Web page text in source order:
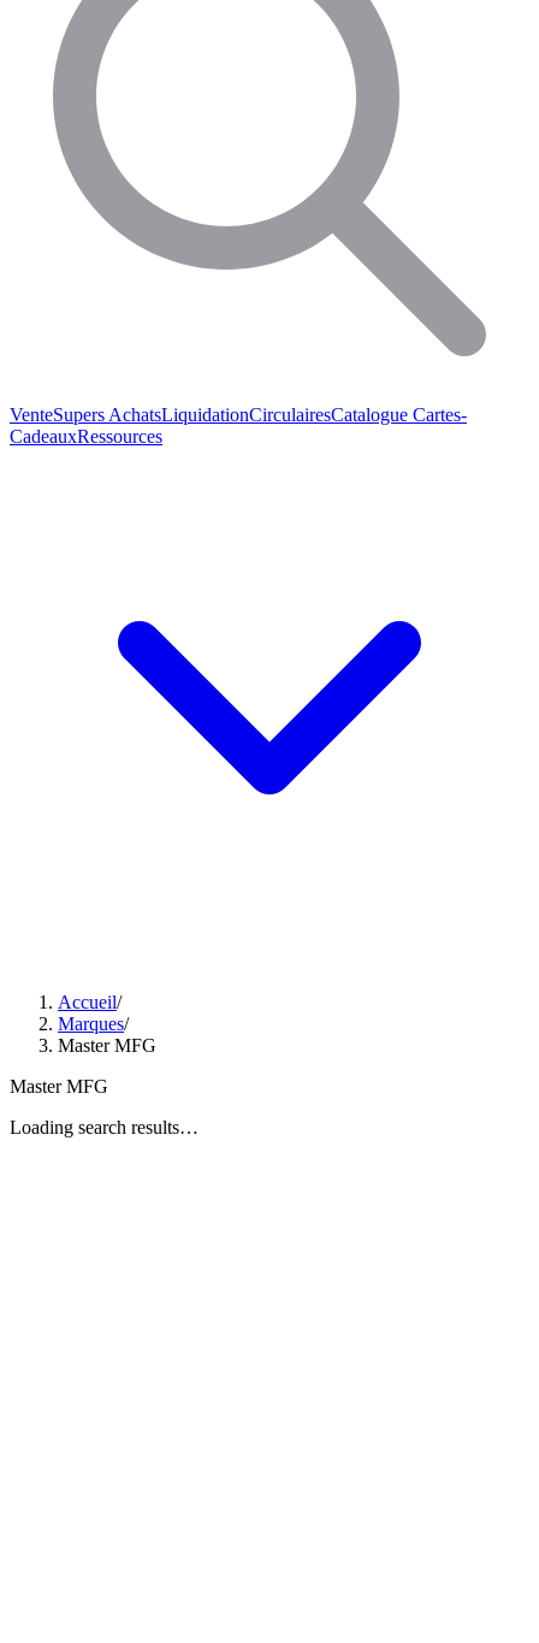
VenteSupers AchatsLiquidationCirculairesCatalogue Cartes-
CadeauxRessources
Accueil/
Marques/
Master MFG
Master MFG
Loading search results…